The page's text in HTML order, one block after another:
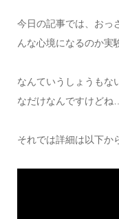
今日の記事では、おっ
んな心境になるのか実
なんていうしょうもな
なだけなんですけどね
それでは詳細は以下か